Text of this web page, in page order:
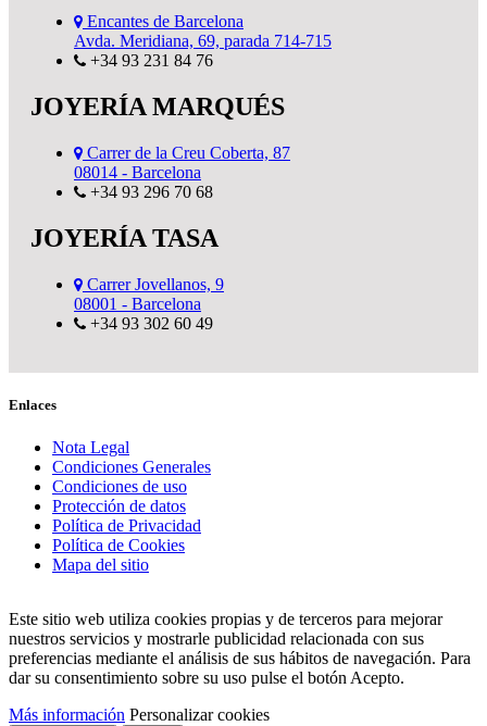
Encantes de Barcelona
Avda. Meridiana, 69, parada 714-715
+34 93 231 84 76
JOYERÍA MARQUÉS
Carrer de la Creu Coberta, 87
08014 - Barcelona
+34 93 296 70 68
JOYERÍA TASA
Carrer Jovellanos, 9
08001 - Barcelona
+34 93 302 60 49
Enlaces
Nota Legal
Condiciones Generales
Condiciones de uso
Protección de datos
Política de Privacidad
Política de Cookies
Mapa del sitio
Este sitio web utiliza cookies propias y de terceros para mejorar
nuestros servicios y mostrarle publicidad relacionada con sus
preferencias mediante el análisis de sus hábitos de navegación. Para
dar su consentimiento sobre su uso pulse el botón Acepto.
Más información Personalizar cookies